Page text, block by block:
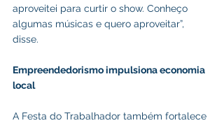
aproveitei para curtir o show. Conheço
algumas músicas e quero aproveitar”,
disse.
Empreendedorismo impulsiona economia
local
A Festa do Trabalhador também fortalece